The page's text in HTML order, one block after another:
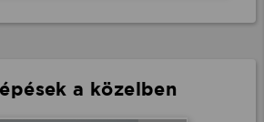
a közelben